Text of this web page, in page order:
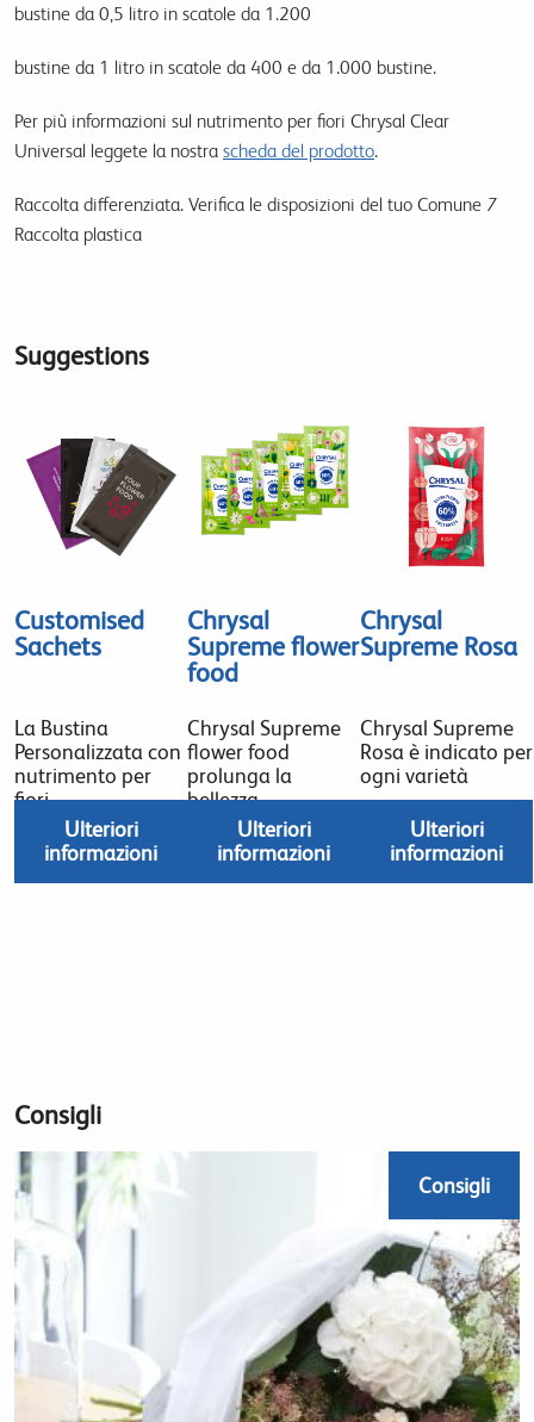
bustine da 0,5 litro in scatole da 1.200
bustine da 1 litro in scatole da 400 e da 1.000 bustine.
Per più informazioni sul nutrimento per fiori Chrysal Clear
Universal leggete la nostra scheda del prodotto.
Raccolta differenziata. Verifica le disposizioni del tuo Comune 7
Raccolta plastica
Suggestions
Customised
Sachets
La Bustina
Personalizzata con
nutrimento per
fiori
Ulteriori
informazioni
Chrysal
Supreme flower
food
Chrysal Supreme
flower food
prolunga la
bellezza
Ulteriori
informazioni
Chrysal
Supreme Rosa
Chrysal Supreme
Rosa è indicato per
ogni varietà
Ulteriori
informazioni
Consigli
Consigli